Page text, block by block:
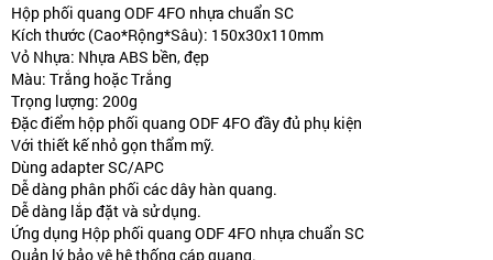
Hộp phối quang ODF 4FO nhựa chuẩn SC
Kích thước (Cao*Rộng*Sâu): 150x30x110mm
Vỏ Nhựa: Nhựa ABS bền, đẹp
Màu: Trắng hoặc Trắng
Trọng lượng: 200g
Đặc điểm hộp phối quang ODF 4FO đầy đủ phụ kiện
Với thiết kế nhỏ gọn thẩm mỹ.
Dùng adapter SC/APC
Dễ dàng phân phối các dây hàn quang.
Dễ dàng lắp đặt và sử dụng.
Ứng dụng Hộp phối quang ODF 4FO nhựa chuẩn SC
Quản lý bảo vệ hệ thống cáp quang.